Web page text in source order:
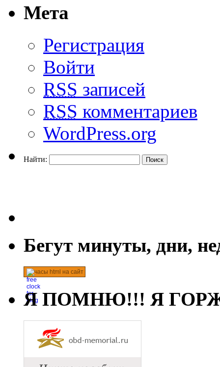
Мета
Регистрация
Войти
RSS записей
RSS комментариев
WordPress.org
Найти:
Бегут минуты, дни,
часы html на сайт
Я ПОМНЮ!!! Я